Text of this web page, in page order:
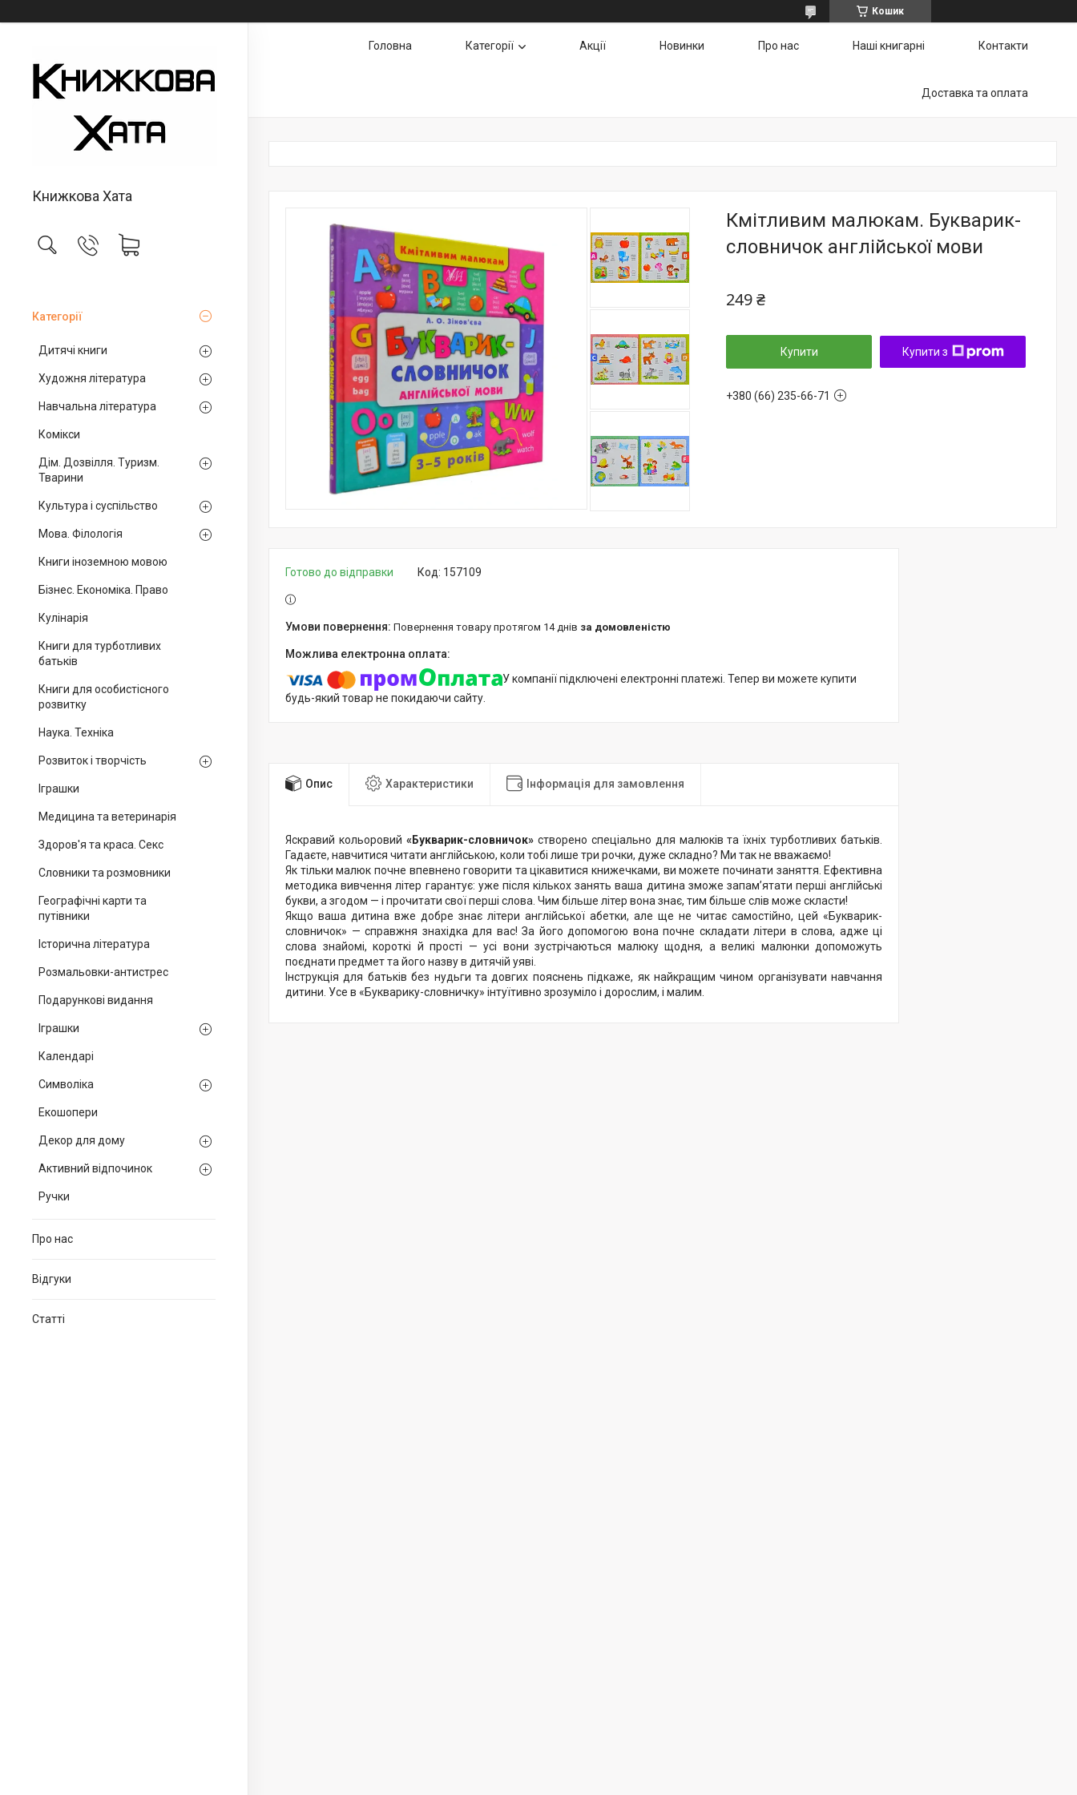
Кошик
Книжкова Хата
Категорії
Дитячі книги
Художня література
Навчальна література
Комікси
Дім. Дозвілля. Туризм.
Тварини
Культура і суспільство
Мова. Філологія
Книги іноземною мовою
Бізнес. Економіка. Право
Кулінарія
Книги для турботливих
батьків
Книги для особистісного
розвитку
Наука. Техніка
Розвиток і творчість
Іграшки
Медицина та ветеринарія
Здоров'я та краса. Секс
Словники та розмовники
Географічні карти та
путівники
Історична література
Розмальовки-антистрес
Подарункові видання
Іграшки
Календарі
Символіка
Екошопери
Декор для дому
Активний відпочинок
Ручки
Про нас
Відгуки
Статті
Головна Категорії Акції Новинки Про нас Наші книгарні Контакти
Доставка та оплата
Кмітливим малюкам. Букварик-
словничок англійської мови
249 ₴
Купити Купити з
+380 (66) 235-66-71
Готово до відправки Код: 157109
повернення товару протягом 14 днів за домовленістю
У компанії підключені електронні платежі. Тепер ви можете купити
будь-який товар не покидаючи сайту.
Опис Характеристики Інформація для замовлення
Яскравий кольоровий «Букварик-словничок»створено спеціально для малюків та їхніх турботливих батьків.
Гадаєте, навчитися читати англійською, коли тобі лише три рочки, дуже складно? Ми так не вважаємо!
Як тільки малюк почне впевнено говорити та цікавитися книжечками, ви можете починати заняття. Ефективна
методика вивчення літер гарантує: уже після кількох занять ваша дитина зможе запам’ятати перші англійські
букви, а згодом — і прочитати свої перші слова. Чим більше літер вона знає, тим більше слів може скласти!
Якщо ваша дитина вже добре знає літери англійської абетки, але ще не читає самостійно, цей «Букварик-
словничок» — справжня знахідка для вас! За його допомогою вона почне складати літери в слова, адже ці
слова знайомі, короткі й прості — усі вони зустрічаються малюку щодня, а великі малюнки допоможуть
поєднати предмет та його назву в дитячій уяві.
Інструкція для батьків без нудьги та довгих пояснень підкаже, як найкращим чином організувати навчання
дитини. Усе в «Букварику-словничку» інтуїтивно зрозуміло і дорослим, і малим.